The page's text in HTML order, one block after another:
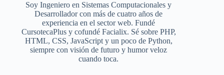
Soy Ingeniero en Sistemas Computacionales y
Desarrollador con más de cuatro años de
experiencia en el sector web. Fundé
CursotecaPlus y cofundé Facialix. Sé sobre PHP,
HTML, CSS, JavaScript y un poco de Python,
siempre con visión de futuro y humor veloz
cuando toca.